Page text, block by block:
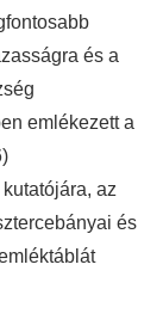
és a
emlékezett a
az
és